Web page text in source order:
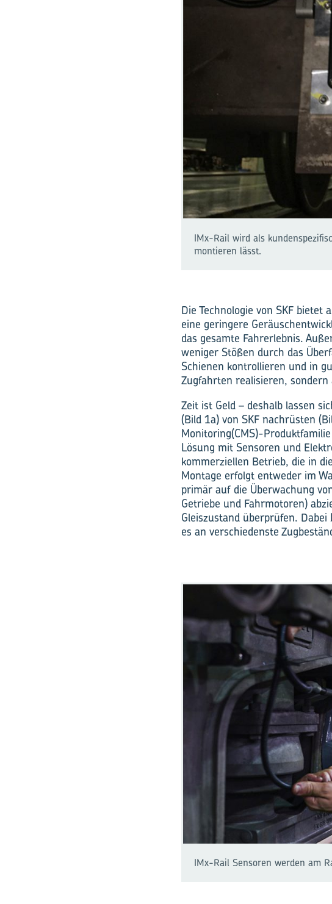
IMx-Rail wird als
montieren lässt.
Die Technologie von SKF
eine geringere
das gesamte Fahrerlebnis.
weniger Stößen durch das
Schienen kontrollieren und in
Zugfahrten realisieren,
Zeit ist Geld – deshalb lassen
(Bild 1a) von SKF nachrüsten
Monitoring(CMS)-
Lösung mit Sensoren und
kommerziellen Betrieb, die in
Montage erfolgt entweder im
primär auf die Überwachung
Getriebe und Fahrmotoren)
Gleiszustand überprüfen.
es an verschiedenste
IMx-Rail Sensoren werden am